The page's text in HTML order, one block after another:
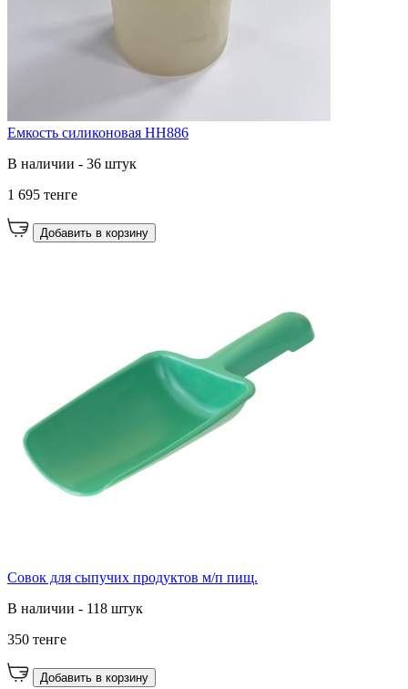
Емкость силиконовая HH886
В наличии - 36 штук
1 695 тенге
Добавить в корзину
Совок для сыпучих продуктов м/п пищ.
В наличии - 118 штук
350 тенге
Добавить в корзину